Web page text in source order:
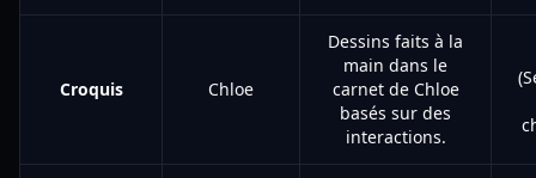
Croquis Chloe
Dessins faits à la
main dans le
carnet de Chloe
basés sur des
interactions.